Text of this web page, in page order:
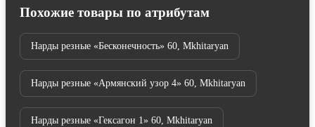
Похожие товары по атрибутам
Нарды резные «Бесконечность» 60, Mkhitaryan
Нарды резные «Армянский узор 4» 60, Mkhitaryan
Нарды резные «Гексагон 1» 60, Mkhitaryan